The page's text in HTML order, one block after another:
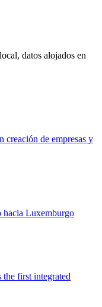
datos alojados en
creación de empresas y
hacia Luxemburgo
first integrated